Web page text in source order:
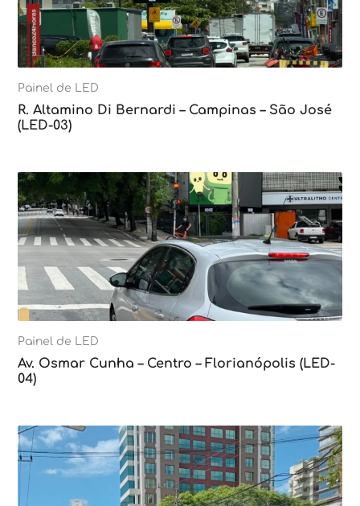
Painel de LED
R. Altamino Di Bernardi – Campinas – São José
(LED-03)
Painel de LED
Av. Osmar Cunha – Centro – Florianópolis (LED-
04)